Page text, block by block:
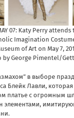
07: Katy Perry
Imagination
of Art on May 7,
by George Pimentel/
в выборе
Блейк Лавли,
платье с огромным
элементами,